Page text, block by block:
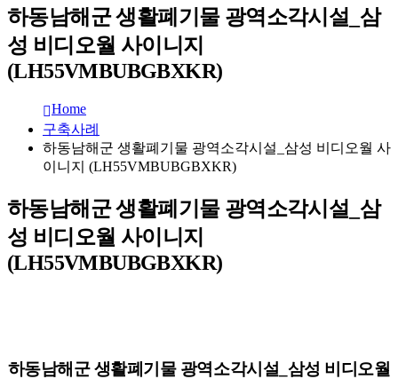
하동남해군 생활폐기물 광역소각시설_삼
성 비디오월 사이니지
(LH55VMBUBGBXKR)
Home
구축사례
하동남해군 생활폐기물 광역소각시설_삼성 비디오월 사
이니지 (LH55VMBUBGBXKR)
하동남해군 생활폐기물 광역소각시설_삼
성 비디오월 사이니지
(LH55VMBUBGBXKR)
하동남해군 생활폐기물 광역소각시설_삼성 비디오월